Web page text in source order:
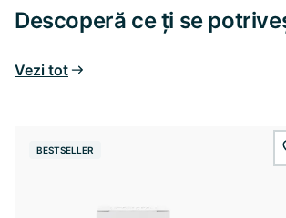
Descoperă ce ți se
Vezi tot
BESTSELLER